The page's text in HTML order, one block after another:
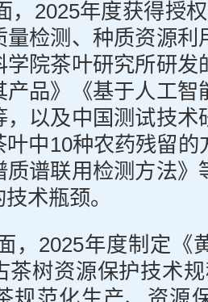
，2025年度获得授
量检测、种质资源利
学院茶叶研究所研发
产品》《基于人工智
，以及中国测试技术
叶中10种农药残留的
质谱联用检测方法》
术瓶颈。
，2025年度制定《
茶树资源保护技术